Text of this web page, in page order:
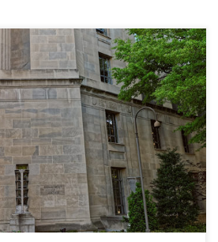
Steans i Kelly Cassidy
ustawodawstwo w obu izbach
umożliwiają osobom dorosłym w
życia na posiadanie do 28 gramów
wykorzystaniu już istniejącej
programu medycznej
Illinois Bruce Rauner, który będzie